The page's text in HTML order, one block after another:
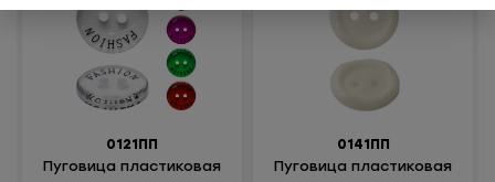
0121ПП
Пуговица пластиковая
0141ПП
Пуговица пластиковая